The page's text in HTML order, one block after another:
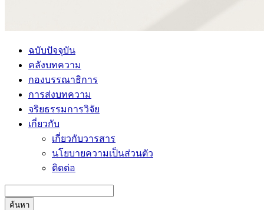
ฉบับปัจจุบัน
คลังบทความ
กองบรรณาธิการ
การส่งบทความ
จริยธรรมการวิจัย
เกี่ยวกับ
เกี่ยวกับวารสาร
นโยบายความเป็นส่วนตัว
ติดต่อ
ค้นหา